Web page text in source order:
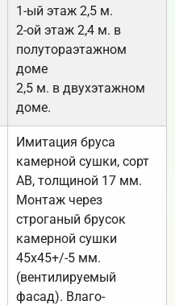
1-ый этаж 2,5 м.
2-ой этаж 2,4 м. в
полутораэтажном
доме
2,5 м. в двухэтажном
доме.
Имитация бруса
камерной сушки, сорт
АВ, толщиной 17 мм.
Монтаж через
строганый брусок
камерной сушки
45х45+/-5 мм.
(вентилируемый
фасад). Влаго-